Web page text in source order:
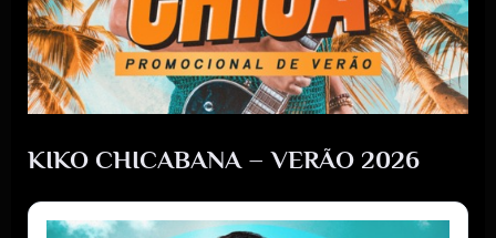
KIKO CHICABANA – VERÃO 2026